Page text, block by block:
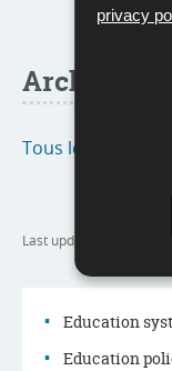
privacy
Archive
Tous les
Last update
Education
Education